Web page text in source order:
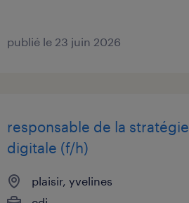
publié le 23 juin 2026
responsable de la stratégie
digitale (f/h)
plaisir, yvelines